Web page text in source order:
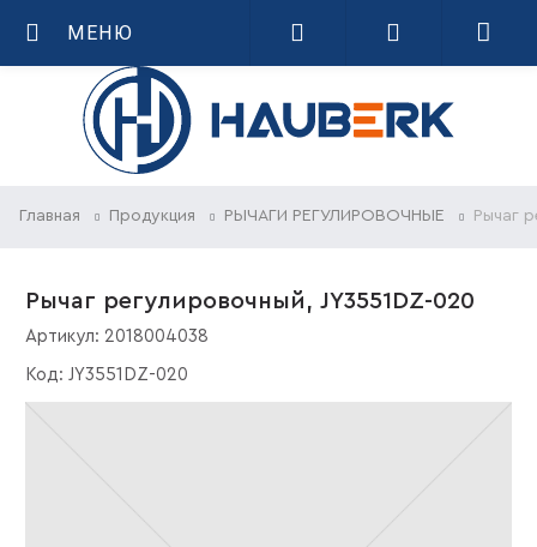
МЕНЮ
Главная Продукция РЫЧАГИ РЕГУЛИРОВОЧНЫЕ Рычаг
Рычаг регулировочный, JY3551DZ-020
Артикул: 2018004038
Код: JY3551DZ-020